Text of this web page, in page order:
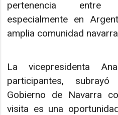
pertenencia entre
especialmente en
amplia comunidad
La vicepresidenta
participantes,
Gobierno de Navarra
visita es una